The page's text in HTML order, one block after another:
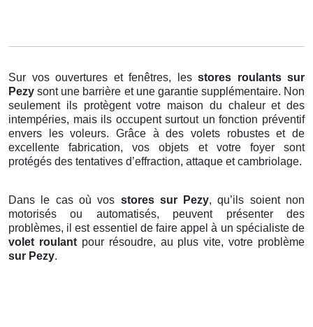
Sur vos ouvertures et fenêtres, les stores roulants sur
Pezysont une barrière et une garantie supplémentaire. Non
seulement ils protègent votre maison du chaleur et des
intempéries, mais ils occupent surtout un fonction préventif
envers les voleurs. Grâce à des volets robustes et de
excellente fabrication, vos objets et votre foyer sont
protégés des tentatives d’effraction, attaque et cambriolage.
Dans le cas où vos stores sur Pezy, qu’ils soient non
motorisés ou automatisés, peuvent présenter des
problèmes, il est essentiel de faire appel à un spécialiste de
volet roulantpour résoudre, au plus vite, votre problème
sur Pezy.